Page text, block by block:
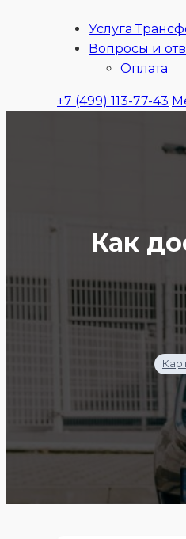
Услуга
Вопросы и
Оплата
+7 (499) 113-77-43
Как